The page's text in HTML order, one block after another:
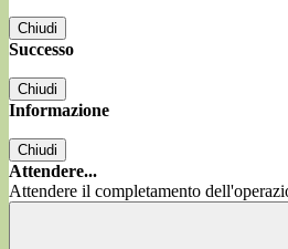
Chiudi
Successo
Chiudi
Informazione
Chiudi
Attendere...
Attendere il completamento